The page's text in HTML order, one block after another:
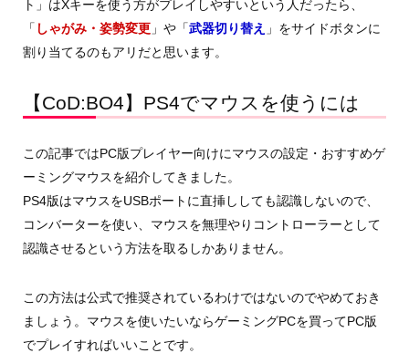
ト」はXキーを使う方がプレイしやすいという人だったら、
「 しゃがみ・姿勢変更」や「武器切り替え 」をサイドボタンに
割り当てるのもアリだと思います。
【CoD:BO4】PS4でマウスを使うには
この記事ではPC版プレイヤー向けにマウスの設定・おすすめゲ
ーミングマウスを紹介してきました。
PS4版はマウスをUSBポートに直挿ししても認識しないので、
コンバーターを使い、マウスを無理やりコントローラーとして
認識させるという方法を取るしかありません。
この方法は公式で推奨されているわけではないのでやめておき
ましょう。マウスを使いたいならゲーミングPCを買ってPC版
でプレイすればいいことです。